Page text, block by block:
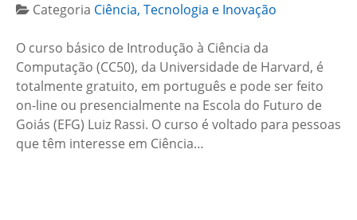
Categoria Ciência, Tecnologia e Inovação
O curso básico de Introdução à Ciência da
Computação (CC50), da Universidade de Harvard, é
totalmente gratuito, em português e pode ser feito
on-line ou presencialmente na Escola do Futuro de
Goiás (EFG) Luiz Rassi. O curso é voltado para pessoas
que têm interesse em Ciência…